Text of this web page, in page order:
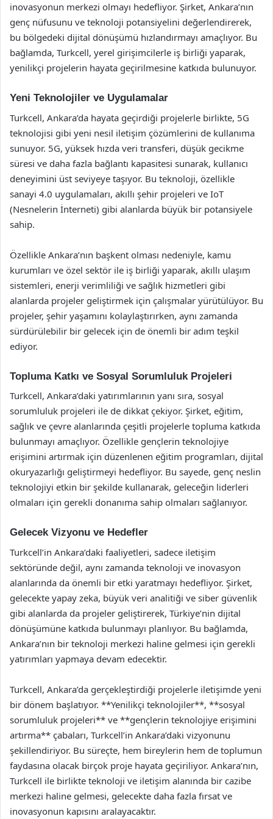
inovasyonun merkezi olmayı hedefliyor. Şirket, Ankara’nın
genç nüfusunu ve teknoloji potansiyelini değerlendirerek,
bu bölgedeki dijital dönüşümü hızlandırmayı amaçlıyor. Bu
bağlamda, Turkcell, yerel girişimcilerle iş birliği yaparak,
yenilikçi projelerin hayata geçirilmesine katkıda bulunuyor.
Yeni Teknolojiler ve Uygulamalar
Turkcell, Ankara’da hayata geçirdiği projelerle birlikte, 5G
teknolojisi gibi yeni nesil iletişim çözümlerini de kullanıma
sunuyor. 5G, yüksek hızda veri transferi, düşük gecikme
süresi ve daha fazla bağlantı kapasitesi sunarak, kullanıcı
deneyimini üst seviyeye taşıyor. Bu teknoloji, özellikle
sanayi 4.0 uygulamaları, akıllı şehir projeleri ve IoT
(Nesnelerin İnterneti) gibi alanlarda büyük bir potansiyele
sahip.
Özellikle Ankara’nın başkent olması nedeniyle, kamu
kurumları ve özel sektör ile iş birliği yaparak, akıllı ulaşım
sistemleri, enerji verimliliği ve sağlık hizmetleri gibi
alanlarda projeler geliştirmek için çalışmalar yürütülüyor. Bu
projeler, şehir yaşamını kolaylaştırırken, aynı zamanda
sürdürülebilir bir gelecek için de önemli bir adım teşkil
ediyor.
Topluma Katkı ve Sosyal Sorumluluk Projeleri
Turkcell, Ankara’daki yatırımlarının yanı sıra, sosyal
sorumluluk projeleri ile de dikkat çekiyor. Şirket, eğitim,
sağlık ve çevre alanlarında çeşitli projelerle topluma katkıda
bulunmayı amaçlıyor. Özellikle gençlerin teknolojiye
erişimini artırmak için düzenlenen eğitim programları, dijital
okuryazarlığı geliştirmeyi hedefliyor. Bu sayede, genç neslin
teknolojiyi etkin bir şekilde kullanarak, geleceğin liderleri
olmaları için gerekli donanıma sahip olmaları sağlanıyor.
Gelecek Vizyonu ve Hedefler
Turkcell’in Ankara’daki faaliyetleri, sadece iletişim
sektöründe değil, aynı zamanda teknoloji ve inovasyon
alanlarında da önemli bir etki yaratmayı hedefliyor. Şirket,
gelecekte yapay zeka, büyük veri analitiği ve siber güvenlik
gibi alanlarda da projeler geliştirerek, Türkiye’nin dijital
dönüşümüne katkıda bulunmayı planlıyor. Bu bağlamda,
Ankara’nın bir teknoloji merkezi haline gelmesi için gerekli
yatırımları yapmaya devam edecektir.
Turkcell, Ankara’da gerçekleştirdiği projelerle iletişimde yeni
bir dönem başlatıyor. **Yenilikçi teknolojiler**, **sosyal
sorumluluk projeleri** ve **gençlerin teknolojiye erişimini
artırma** çabaları, Turkcell’in Ankara’daki vizyonunu
şekillendiriyor. Bu süreçte, hem bireylerin hem de toplumun
faydasına olacak birçok proje hayata geçiriliyor. Ankara’nın,
Turkcell ile birlikte teknoloji ve iletişim alanında bir cazibe
merkezi haline gelmesi, gelecekte daha fazla fırsat ve
inovasyonun kapısını aralayacaktır.